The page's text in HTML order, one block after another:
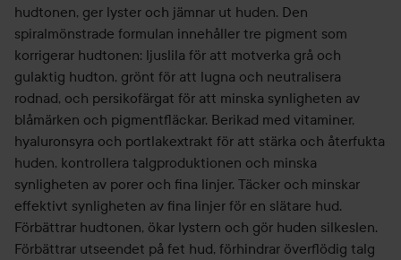
hudtonen, ger lyster och jämnar ut huden. Den
spiralmönstrade formulan innehåller tre pigment som
korrigerar hudtonen: ljuslila för att motverka grå och
gulaktig hudton, grönt för att lugna och neutralisera
rodnad, och persikofärgat för att minska synligheten av
blåmärken och pigmentfläckar. Berikad med vitaminer,
hyaluronsyra och portlakextrakt för att stärka och återfukta
huden, kontrollera talgproduktionen och minska
synligheten av porer och fina linjer. Täcker och minskar
effektivt synligheten av fina linjer för en slätare hud.
Förbättrar hudtonen, ökar lystern och gör huden silkeslen.
Förbättrar utseendet på fet hud, förhindrar överflödig talg